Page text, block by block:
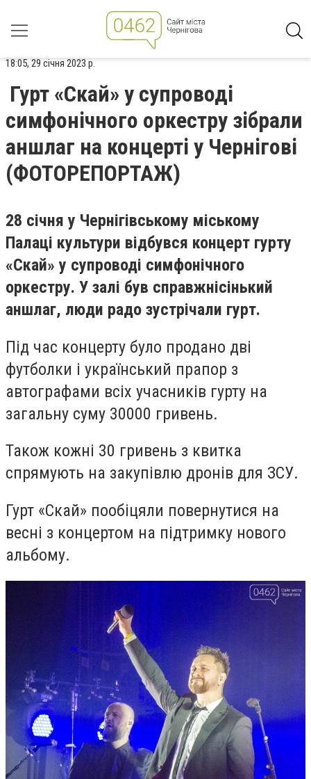
18:05, 29 січня 2023 р.
Гурт «Скай» у супроводі
симфонічного оркестру зібрали
аншлаг на концерті у Чернігові
(ФОТОРЕПОРТАЖ)
28 січня у Чернігівському міському
Палаці культури відбувся концерт гурту
«Скай» у супроводі симфонічного
оркестру. У залі був справжнісінький
аншлаг, люди радо зустрічали гурт.
Під час концерту було продано дві
футболки і український прапор з
автографами всіх учасників гурту на
загальну суму 30000 гривень.
Також кожні 30 гривень з квитка
спрямують на закупівлю дронів для ЗСУ.
Гурт «Скай» пообіцяли повернутися на
весні з концертом на підтримку нового
альбому.